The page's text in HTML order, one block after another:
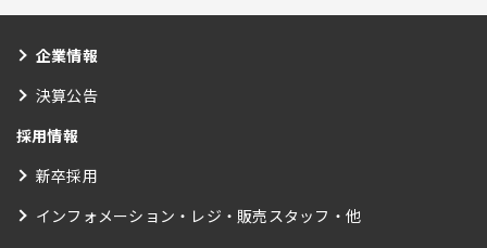
企業情報
決算公告
採用情報
新卒採用
インフォメーション・レジ・販売スタッフ・他